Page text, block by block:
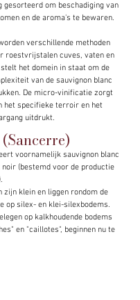
gesorteerd om beschadiging van
en de aroma's te bewaren.
verschillende methoden
roestvrijstalen cuves, vaten en
het domein in staat om de
van de sauvignon blanc
De micro-vinificatie zorgt
het specifieke terroir en het
uitdrukt.
voornamelijk sauvignon blanc
(bestemd voor de productie
zijn klein en liggen rondom de
op silex- en klei-silexbodems.
op kalkhoudende bodems
en "caillotes", beginnen nu te